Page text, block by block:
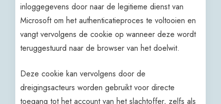
inloggegevens door naar de legitieme dienst van
Microsoft om het authenticatieproces te voltooien en
vangt vervolgens de cookie op wanneer deze wordt
teruggestuurd naar de browser van het doelwit.
Deze cookie kan vervolgens door de
dreigingsacteurs worden gebruikt voor directe
toegang tot het account van het slachtoffer, zelfs als